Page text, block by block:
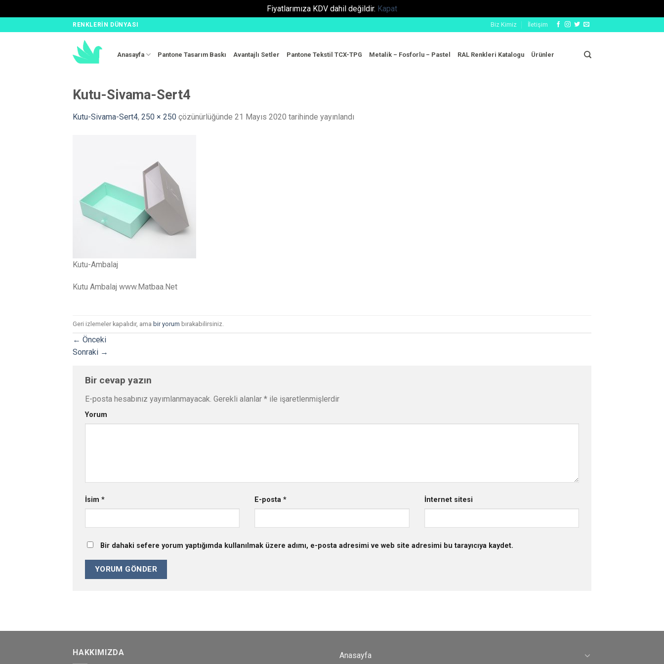
Fiyatlarımıza KDV dahil değildir. Kapat
RENKLERIN DÜNYASI Biz Kimiz İletişim
Anasayfa Pantone Tasarım Baskı Avantajlı Setler Pantone Tekstil TCX-TPG Metalik – Fosforlu – Pastel RAL Renkleri Katalogu Ürünler
Kutu-Sivama-Sert4
Kutu-Sivama-Sert4, 250 × 250 çözünürlüğünde 21 Mayıs 2020 tarihinde yayınlandı
Kutu-Ambalaj
Kutu Ambalaj www.Matbaa.Net
Geri izlemeler kapalıdır, ama bir yorum bırakabilirsiniz.
← Önceki
Sonraki →
Bir cevap yazın
E-posta hesabınız yayımlanmayacak. Gerekli alanlar * ile işaretlenmişlerdir
Yorum
İsim * E-posta* İnternet sitesi
Bir dahaki sefere yorum yaptığımda kullanılmak üzere adımı, e-posta adresimi ve web site adresimi bu tarayıcıya kaydet.
HAKKIMIZDA Anasayfa